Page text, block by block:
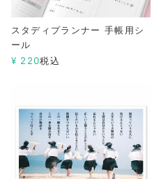
スタディプランナー 手帳用シ
ール
¥ 220税込